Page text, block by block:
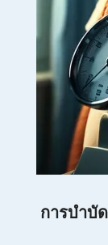
การบำบั